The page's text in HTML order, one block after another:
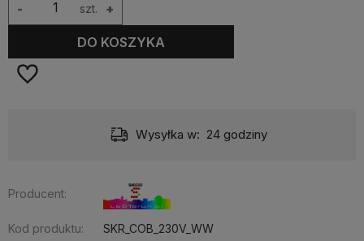
szt. +
-
DO KOSZYKA
Wysyłka w: 24 godziny
Producent:
Kod produktu:
SKR_COB_230V_WW